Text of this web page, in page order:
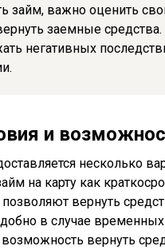
займ, важно оценить
заемные
негативных
и
несколько
на карту как
вернуть
в случае
вернуть